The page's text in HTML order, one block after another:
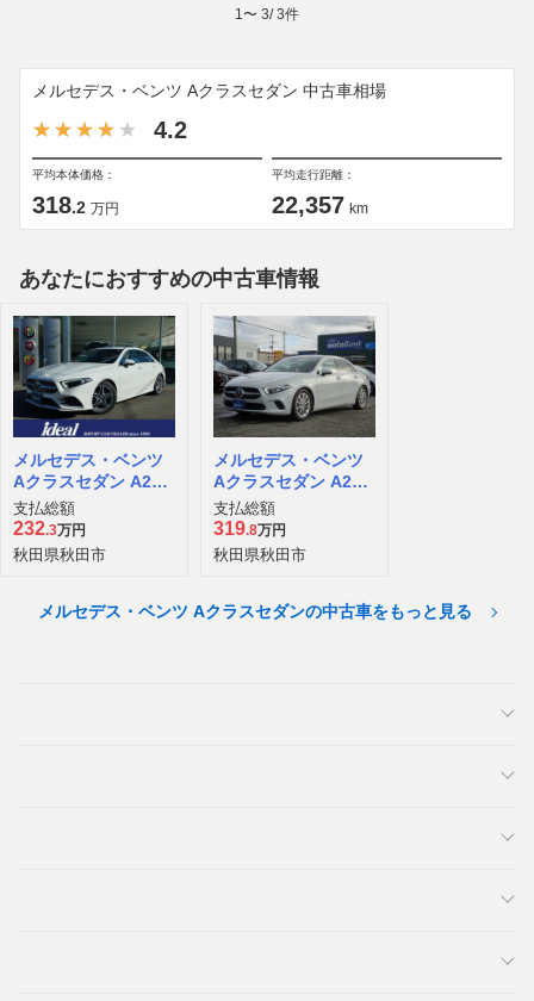
1 〜 3/3件
メルセデス・ベンツ Aクラスセダン 中古車相場
4.2
平均本体価格：
318.2 万円
平均走行距離：
22,357 km
あなたにおすすめの中古車情報
メルセデス・ベンツ
Aクラスセダン A200
d AMGライン ディー
ゼルターボ
支払総額
232.3万円
秋田県秋田市
メルセデス・ベンツ
Aクラスセダン A250
4マチック 4WD
支払総額
319.8万円
秋田県秋田市
メルセデス・ベンツ Aクラスセダンの中古車をもっと見る